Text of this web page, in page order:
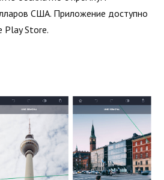
США. Приложение доступно
Play Store.